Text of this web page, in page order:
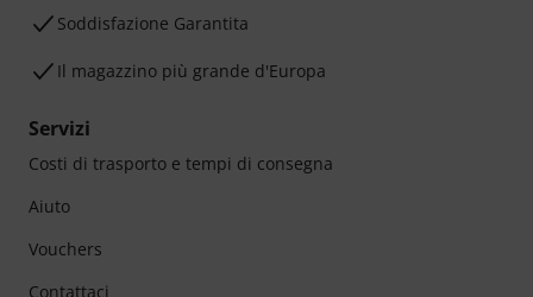
Soddisfazione Garantita
Il magazzino più grande d'Europa
Servizi
Costi di trasporto e tempi di consegna
Aiuto
Vouchers
Contattaci